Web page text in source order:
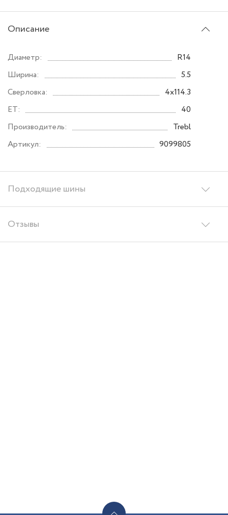
Описание
Подходящие шины
Отзывы
Диаметр:
R14
Ширина:
5.5
Сверловка:
4x114.3
ET:
40
Производитель:
Trebl
Артикул:
9099805